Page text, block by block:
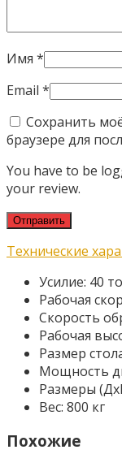
Имя *
Email *
Сохранить
браузере для
You have to be
your review.
Технические
Усилие: 40
Рабочая
Скорость
Рабочая
Размер
Мощность
Размеры
Вес: 800 кг
Похожие